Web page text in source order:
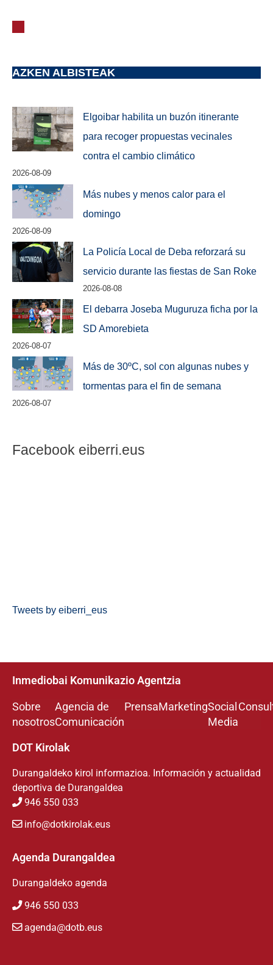
AZKEN ALBISTEAK
Elgoibar habilita un buzón itinerante
para recoger propuestas vecinales
contra el cambio climático
2026-08-09
Más nubes y menos calor para el
domingo
2026-08-09
La Policía Local de Deba reforzará su
servicio durante las fiestas de San Roke
2026-08-08
El debarra Joseba Muguruza ficha por la
SD Amorebieta
2026-08-07
Más de 30ºC, sol con algunas nubes y
tormentas para el fin de semana
2026-08-07
Facebook eiberri.eus
Tweets by eiberri_eus
Inmediobai Komunikazio Agentzia
Sobre
nosotros
Agencia de
Comunicación
PrensaMarketingSocial
Media
DOT Kirolak
Durangaldeko kirol informazioa. Información y actualidad
deportiva de Durangaldea
946 550 033
info@dotkirolak.eus
Agenda Durangaldea
Durangaldeko agenda
946 550 033
agenda@dotb.eus